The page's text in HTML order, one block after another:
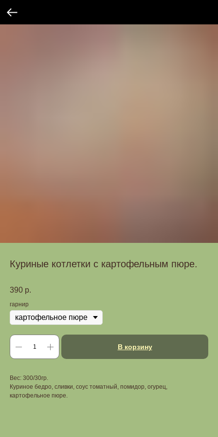
Куриные котлетки с картофельным пюре.
390 р.
гарнир
В корзину
Вес: 300/30гр.
Куриное бедро, сливки, соус томатный, помидор, огурец,
картофельное пюре.